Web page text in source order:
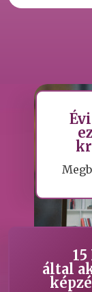
által